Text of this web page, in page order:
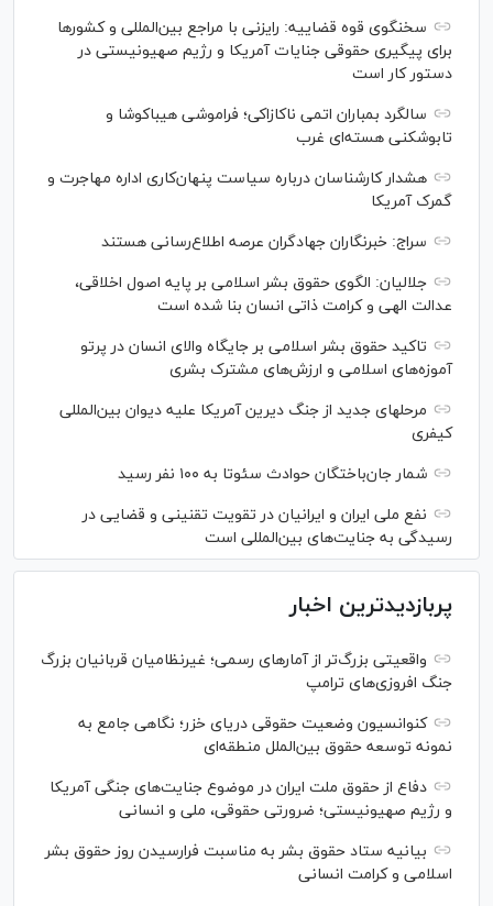
سخنگوی قوه قضاییه: رایزنی‌ با مراجع بین‌المللی و کشور‌ها
برای پیگیری حقوقی جنایات آمریکا و رژیم صهیونیستی در
دستور کار است
سالگرد بمباران اتمی ناکازاکی؛ فراموشی هیباکوشا و
تابوشکنی هسته‌ای غرب
هشدار کارشناسان درباره سیاست پنهان‌کاری اداره مهاجرت و
گمرک آمریکا
سراج: خبرنگاران جهادگران عرصه اطلاع‌رسانی هستند
جلالیان: الگوی حقوق بشر اسلامی بر پایه اصول اخلاقی،
عدالت الهی و کرامت ذاتی انسان بنا شده است
تاکید حقوق بشر اسلامی بر جایگاه والای انسان در پرتو
آموزه‌های اسلامی و ارزش‌های مشترک بشری
مرحله‎ای جدید از جنگ دیرین آمریکا علیه دیوان بین‌المللی
کیفری
شمار جان‌باختگان حوادث سئوتا به ۱۰۰ نفر رسید
نفع ملی ایران و ایرانیان در تقویت تقنینی و قضایی در
رسیدگی به جنایت‌های بین‌المللی است
پربازدیدترین اخبار
واقعیتی بزرگ‌تر از آمار‌های رسمی؛ غیرنظامیان قربانیان بزرگ
جنگ افروزی‌های ترامپ
کنوانسیون وضعیت حقوقی دریای خزر؛ نگاهی جامع به
نمونه توسعه حقوق بین‌الملل منطقه‌ای
دفاع از حقوق ملت ایران در موضوع جنایت‌های جنگی آمریکا
و رژیم صهیونیستی؛ ضرورتی حقوقی، ملی و انسانی
بیانیه ستاد حقوق بشر به مناسبت فرارسیدن روز حقوق بشر
اسلامی و کرامت انسانی